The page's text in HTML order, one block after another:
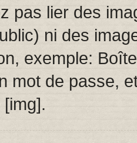
pas lier des
ni des
exemple:
mot de passe,